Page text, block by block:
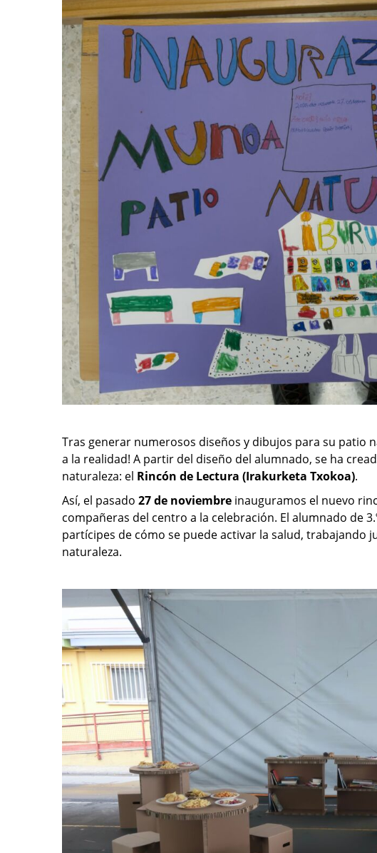
Tras generar numerosos diseños y dibujos para su patio
a la realidad! A partir del diseño del alumnado, se ha
naturaleza: el Rincón de Lectura (Irakurketa Txokoa).
Así, el pasado 27 de noviembre inauguramos el nuevo
compañeras del centro a la celebración. El alumnado de
partícipes de cómo se puede activar la salud, trabajando
naturaleza.